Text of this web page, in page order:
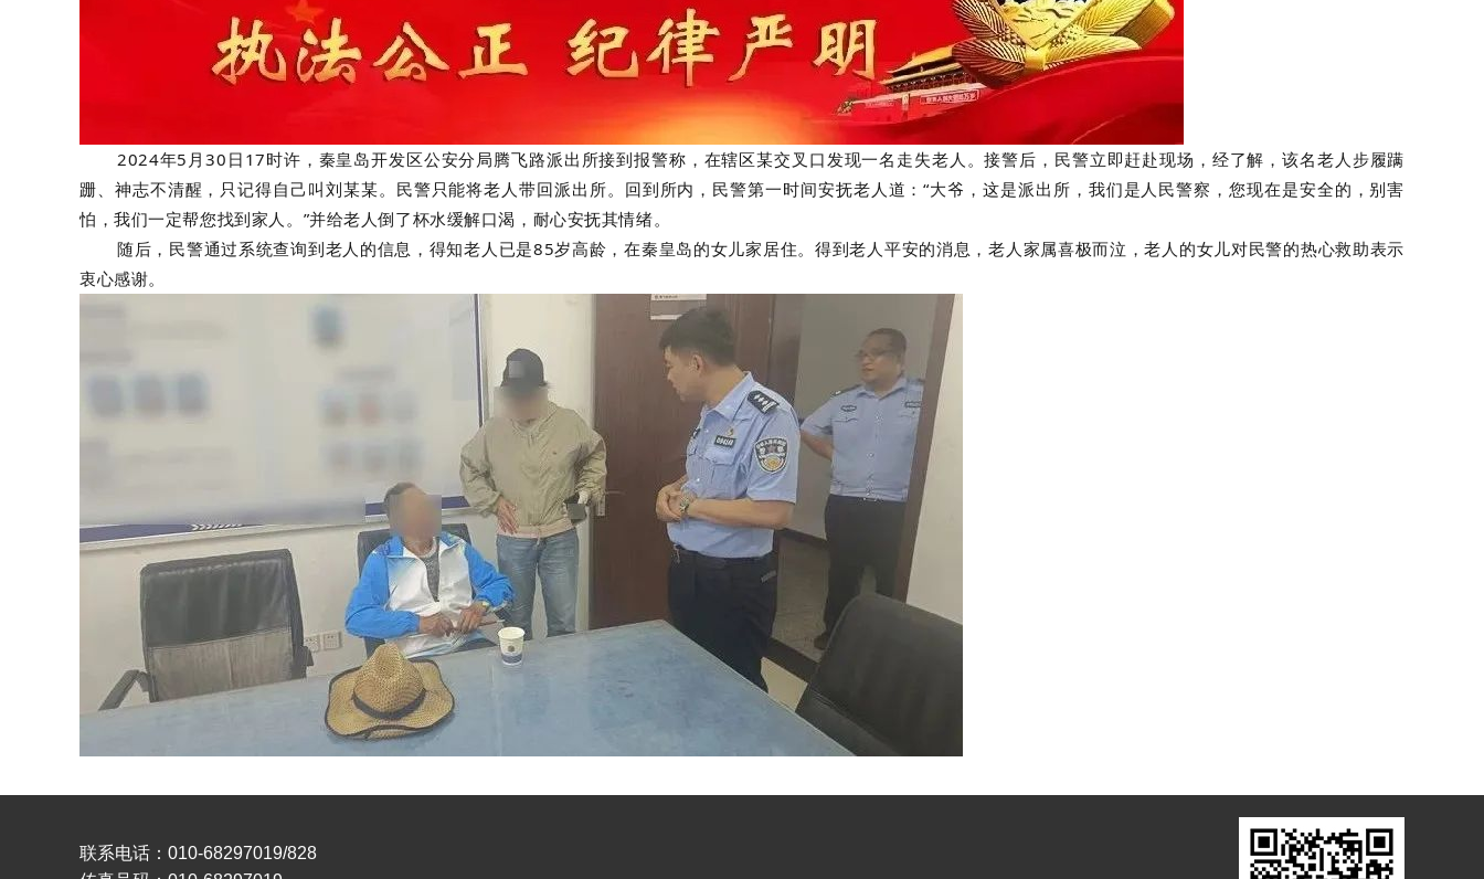
2024年5月30日17时许，秦皇岛开发区公安分局腾飞路派出所接到报警称，在辖区某交叉口发现一名走失老人。接警后，民警立即赶赴现场，经了解，该名老人步履蹒
跚、神志不清醒，只记得自己叫刘某某。民警只能将老人带回派出所。回到所内，民警第一时间安抚老人道：“大爷，这是派出所，我们是人民警察，您现在是安全的，别害
怕，我们一定帮您找到家人。”并给老人倒了杯水缓解口渴，耐心安抚其情绪。
随后，民警通过系统查询到老人的信息，得知老人已是85岁高龄，在秦皇岛的女儿家居住。得到老人平安的消息，老人家属喜极而泣，老人的女儿对民警的热心救助表示
衷心感谢。
联系电话：010-68297019/828